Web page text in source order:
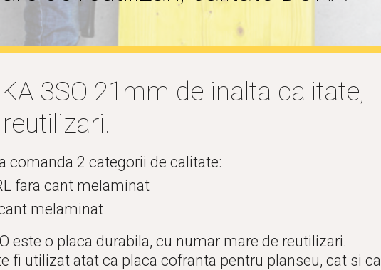
3SO 21mm de inalta calitate,
comanda 2 categorii de calitate:
fara cant melaminat
melaminat
este o placa durabila, cu numar mare de reutilizari.
fi utilizat atat ca placa cofranta pentru planseu, cat si ca